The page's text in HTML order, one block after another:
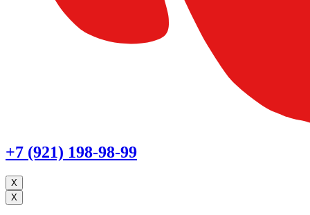
+7 (921) 198-98-99
X
X